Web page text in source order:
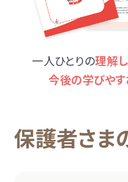
一人ひとりの理解
今後の学びやす
保護者さま